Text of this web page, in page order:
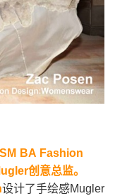
BA Fashion
创意总监。
设计了手绘感Mugler